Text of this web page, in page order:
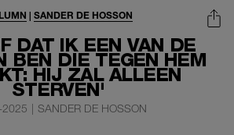
DAT IK EEN VAN DE
BEN DIE TEGEN HEM
HIJ ZAL ALLEEN
STERVEN'
| SANDER DE HOSSON
| SANDER DE HOSSON